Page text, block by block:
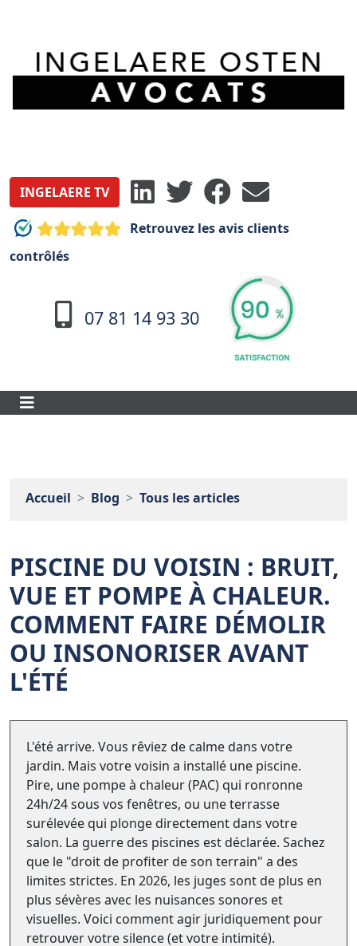
INGELAERE TV
Retrouvez les avis clients
contrôlés
07 81 14 93 30
Accueil Blog Tous les articles
PISCINE DU VOISIN : BRUIT,
VUE ET POMPE À CHALEUR.
COMMENT FAIRE DÉMOLIR
OU INSONORISER AVANT
L'ÉTÉ
L'été arrive. Vous rêviez de calme dans votre
jardin. Mais votre voisin a installé une piscine.
Pire, une pompe à chaleur (PAC) qui ronronne
24h/24 sous vos fenêtres, ou une terrasse
surélevée qui plonge directement dans votre
salon. La guerre des piscines est déclarée. Sachez
que le "droit de profiter de son terrain" a des
limites strictes. En 2026, les juges sont de plus en
plus sévères avec les nuisances sonores et
visuelles. Voici comment agir juridiquement pour
retrouver votre silence (et votre intimité).